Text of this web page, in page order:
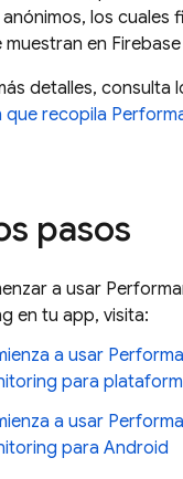
los cuales
muestran en Firebase
detalles, consulta
que recopila
pasos
a usar
en tu app, visita:
a usar
para
a usar
para Android